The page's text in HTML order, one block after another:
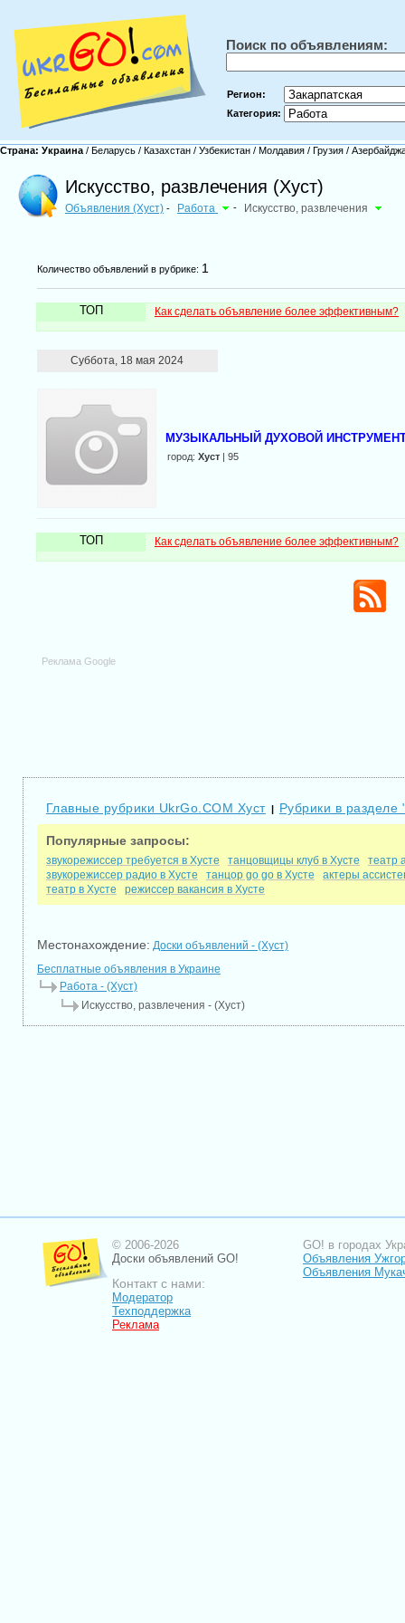
Поиск по объявлениям:
Регион:
Категория:
Страна: Украина / Беларусь / Казахстан / Узбекистан / Молдавия / Грузия /
Искусство, развлечения (Хуст)
Объявления (Хуст) - Работа - Искусство, развлечения
Количество объявлений в рубрике: 1
ТОП Как сделать объявление более эффективным?
Суббота, 18 мая 2024
МУЗЫКАЛЬНЫЙ ДУХОВОЙ
город: Хуст| 95
ТОП Как сделать объявление более эффективным?
Реклама Google
Главные рубрики UkrGo.COM Хуст | Рубрики в разделе
Популярные запросы:
звукорежиссер требуется в Хусте танцовщицы клуб в Хусте
театр
звукорежиссер радио в Хусте
танцор go go в Хусте
актеры
театр в Хусте
режиссер вакансия в Хусте
Местонахождение: Доски объявлений - (Хуст)
Бесплатные объявления в Украине
Работа - (Хуст)
Искусство, развлечения - (Хуст)
© 2006-2026
Доски объявлений GO!
Контакт с нами:
Модератор
Техподдержка
Реклама
GO! в городах
Объявления
Объявления